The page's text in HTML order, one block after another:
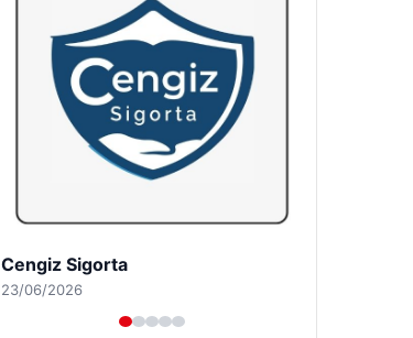
Cengiz Sigorta
23/06/2026